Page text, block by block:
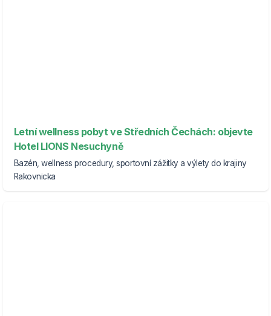
Letní wellness pobyt ve Středních Čechách: objevte
Hotel LIONS Nesuchyně
Bazén, wellness procedury, sportovní zážitky a výlety do krajiny
Rakovnicka